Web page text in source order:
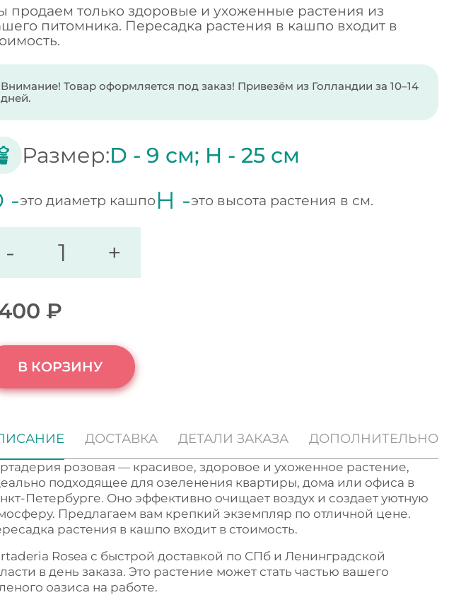
продаем только здоровые и ухоженные растения из
питомника. Пересадка растения в кашпо входит в
Внимание! Товар оформляется под заказ! Привезём из Голландии за 10–14
дней.
Размер:D -9 см; H -25 см
-это диаметр кашпоH -это высота растения в см.
- +
₽
В КОРЗИНУ
ДОСТАВКА ДЕТАЛИ ЗАКАЗА ДОПОЛНИТЕЛЬНО
розовая — красивое, здоровое и ухоженное растение,
подходящее для озеленения квартиры, дома или офиса в
Петербурге. Оно эффективно очищает воздух и создает уютную
Предлагаем вам крепкий экземпляр по отличной цене.
растения в кашпо входит в стоимость.
Rosea с быстрой доставкой по СПб и Ленинградской
в день заказа. Это растение может стать частью вашего
оазиса на работе.